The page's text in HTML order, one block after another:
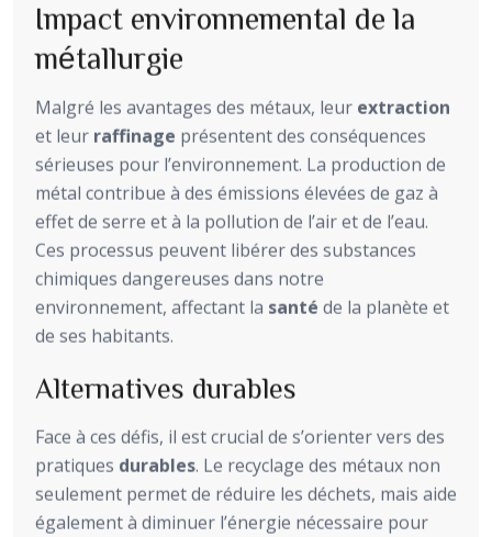
Impact environnemental de la
métallurgie
Malgré les avantages des métaux, leur extraction
et leur raffinage présentent des conséquences
sérieuses pour l’environnement. La production de
métal contribue à des émissions élevées de gaz à
effet de serre et à la pollution de l’air et de l’eau.
Ces processus peuvent libérer des substances
chimiques dangereuses dans notre
environnement, affectant la santé de la planète et
de ses habitants.
Alternatives durables
Face à ces défis, il est crucial de s’orienter vers des
pratiques durables. Le recyclage des métaux non
seulement permet de réduire les déchets, mais aide
également à diminuer l’énergie nécessaire pour